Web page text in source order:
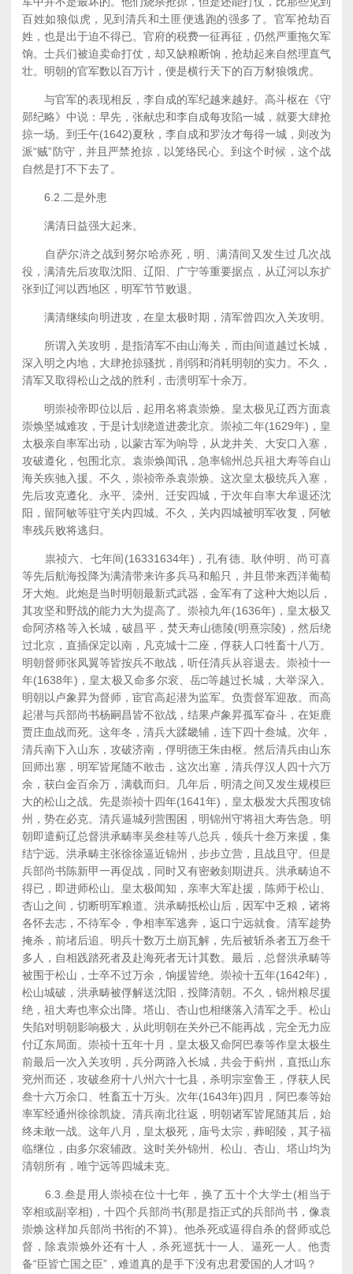
百姓如狼似虎，见到清兵和土匪便逃跑的强多了。官军抢劫百
姓，也是出于迫不得已。官府的税费一征再征，仍然严重拖欠军
饷。士兵们被迫卖命打仗，却又缺粮断饷，抢劫起来自然理直气
壮。明朝的官军数以百万计，便是横行天下的百万豺狼饿虎。
与官军的表现相反，李自成的军纪越来越好。高斗枢在《守
郧纪略》中说：早先，张献忠和李自成每攻陷一城，就要大肆抢
掠一场。到壬午(1642)夏秋，李自成和罗汝才每得一城，则改为
派“贼”防守，并且严禁抢掠，以笼络民心。到这个时候，这个战
自然是打不下去了。
6.2.二是外患
满清日益强大起来。
自萨尔浒之战到努尔哈赤死，明、满清间又发生过几次战
役，满清先后攻取沈阳、辽阳、广宁等重要据点，从辽河以东扩
张到辽河以西地区，明军节节败退。
满清继续向明进攻，在皇太极时期，清军曾四次入关攻明。
所谓入关攻明，是指清军不由山海关，而由间道越过长城，
深入明之内地，大肆抢掠骚扰，削弱和消耗明朝的实力。不久，
清军又取得松山之战的胜利，击溃明军十余万。
明崇祯帝即位以后，起用名将袁崇焕。皇太极见辽西方面袁
崇焕坚城难攻，于是计划绕道进袭北京。崇祯二年(1629年)，皇
太极亲自率军出动，以蒙古军为响导，从龙井关、大安口入塞，
攻破遵化，包围北京。袁崇焕闻讯，急率锦州总兵祖大寿等自山
海关疾驰入援。不久，崇祯帝杀袁崇焕。这次皇太极统兵入塞，
先后攻克遵化、永平、滦州、迁安四城，于次年自率大牟退还沈
阳，留阿敏等驻守关内四城。不久，关内四城被明军收复，阿敏
率残兵败将逃归。
祟祯六、七年间(16331634年)，孔有德、耿仲明、尚可喜
等先后航海投降为满清带来许多兵马和船只，并且带来西洋葡萄
牙大炮。此炮是当时明朝最新式武器，金军有了这种大炮以后，
其攻坚和野战的能力大为提高了。崇祯九年(1636年)，皇太极又
命阿济格等入长城，破昌平，焚天寿山德陵(明熹宗陵)，然后绕
过北京，直插保定以南，凡克城十二座，俘获人口牲畜十八万。
明朝督师张凤翼等皆按兵不敢战，听任清兵从容退去。崇祯十一
年(1638年)，皇太极又命多尔衮、岳□等越过长城，大举深入。
明朝以卢象昇为督师，宦官高起潜为监军。负责督军迎敌。而高
起潜与兵部尚书杨嗣昌皆不欲战，结果卢象昇孤军奋斗，在矩鹿
贾庄血战而死。这年冬，清兵大蹂畿辅，连下四十叁城。次年，
清兵南下入山东，攻破济南，俘明德王朱由枢。然后清兵由山东
回师出塞，明军皆尾随不敢击，这次出塞，清兵俘汉人四十六万
余，获白金百余万，满载而归。几年后，明清之间又发生规模巨
大的松山之战。先是崇祯十四年(1641年)，皇太极发大兵围攻锦
州，势在必克。清兵逼城列营围困，明锦州守将祖大寿告急。明
朝即遣蓟辽总督洪承畴率吴叁桂等八总兵，领兵十叁万来援，集
结宁远。洪承畴主张徐徐逼近锦州，步步立营，且战且守。但是
兵部尚书陈新甲一再促战，同时又有密敕刻期进兵。洪承畴迫不
得已，即进师松山。皇太极闻知，亲率大军赴援，陈师于松山、
杏山之间，切断明军粮道。洪承畴抵松山后，因军中乏粮，诸将
各怀去志，不待军令，争相率军逃奔，返口宁远就食。清军趁势
掩杀，前堵后追。明兵十数万土崩瓦解，先后被斩杀者五万叁千
多人，自相践踏死者及赴海死者无计其数。最后，总督洪承畴等
被围于松山，士卒不过万余，饷援皆绝。崇祯十五年(1642年)，
松山城破，洪承畴被俘解送沈阳，投降清朝。不久，锦州粮尽援
绝，祖大寿也率众出降。塔山、杏山也相继落入清军之手。松山
失陷对明朝影响极大，从此明朝在关外已不能再战，完全无力应
付辽东局面。崇祯十五年十月，皇太极又命阿巴泰等作皇太极生
前最后一次入关攻明，兵分两路入长城，共会于蓟州，直抵山东
兖州而还，攻破叁府十八州六十七县，杀明宗室鲁王，俘获人民
叁十六万余口、牲畜五十万头。次年(1643年)四月，阿巴泰等始
率军经通州徐徐凯旋。清兵南北往返，明朝诸军皆尾随其后，始
终未敢一战。这年八月，皇太极死，庙号太宗，葬昭陵，其子福
临继位，由多尔衮辅政。这时关外锦州、松山、杏山、塔山均为
清朝所有，唯宁远等四城未克。
6.3.叁是用人崇祯在位十七年，换了五十个大学士(相当于
宰相或副宰相)，十四个兵部尚书(那是指正式的兵部尚书，像袁
崇焕这样加兵部尚书衔的不算)。他杀死或逼得自杀的督师或总
督，除袁崇焕外还有十人，杀死巡抚十一人、逼死一人。他责
备“臣皆亡国之臣”，难道真的是手下没有忠君爱国的人才吗？